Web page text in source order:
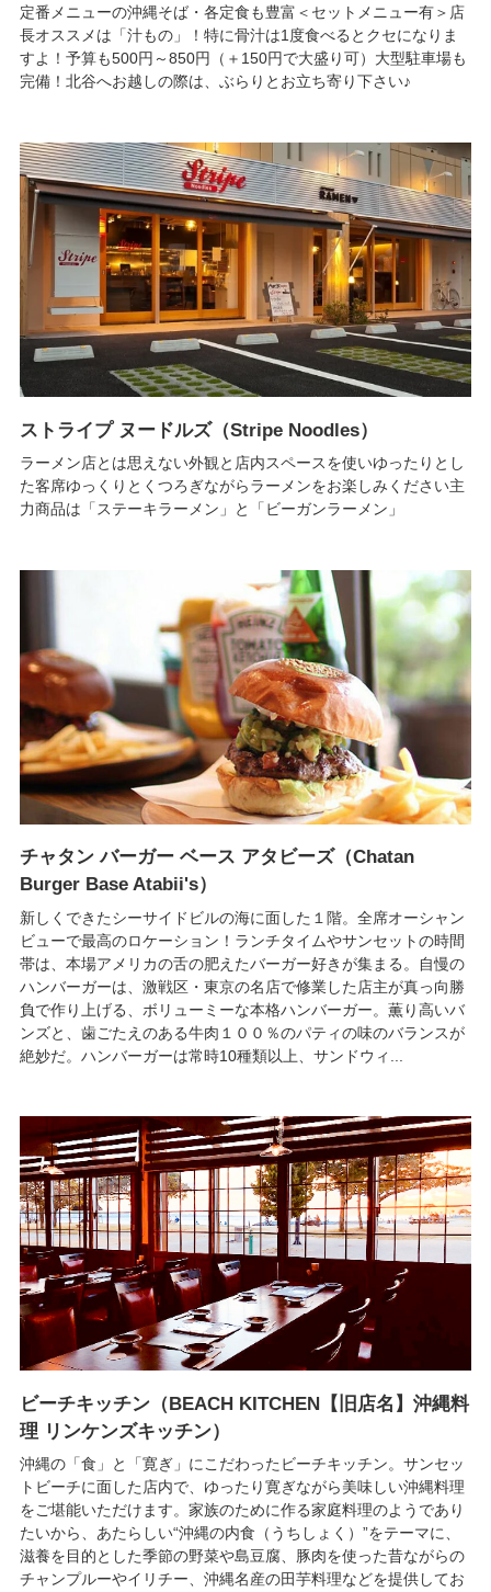
定番メニューの沖縄そば・各定食も豊富＜セットメニュー有＞店
長オススメは「汁もの」！特に骨汁は1度食べるとクセになりま
すよ！予算も500円～850円（＋150円で大盛り可）大型駐車場も
完備！北谷へお越しの際は、ぶらりとお立ち寄り下さい♪
ストライプ ヌードルズ（Stripe Noodles）
ラーメン店とは思えない外観と店内スペースを使いゆったりとし
た客席ゆっくりとくつろぎながらラーメンをお楽しみください​主
力商品は「ステーキラーメン」と「ビーガンラーメン」
チャタン バーガー ベース アタビーズ（Chatan
Burger Base Atabii's）
新しくできたシーサイドビルの海に面した１階。全席オーシャン
ビューで最高のロケーション！ランチタイムやサンセットの時間
帯は、本場アメリカの舌の肥えたバーガー好きが集まる。自慢の
ハンバーガーは、激戦区・東京の名店で修業した店主が真っ向勝
負で作り上げる、ボリューミーな本格ハンバーガー。薫り高いバ
ンズと、歯ごたえのある牛肉１００％のパティの味のバランスが
絶妙だ。ハンバーガーは常時10種類以上、サンドウィ...
ビーチキッチン（BEACH KITCHEN【旧店名】沖縄料
理 リンケンズキッチン）
沖縄の「食」と「寛ぎ」にこだわったビーチキッチン。サンセッ
トビーチに面した店内で、ゆったり寛ぎながら美味しい沖縄料理
をご堪能いただけます。家族のために作る家庭料理のようであり
たいから、あたらしい“沖縄の内食（うちしょく）”をテーマに、
滋養を目的とした季節の野菜や島豆腐、豚肉を使った昔ながらの
チャンプルーやイリチー、沖縄名産の田芋料理などを提供してお